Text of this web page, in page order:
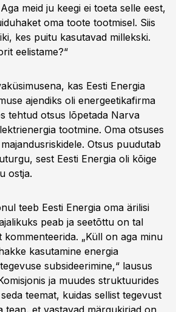
meid ju keegi ei toeta selle eest,
oma toote tootmisel. Siis
kes puitu kasutavad millekski.
eelistame?“
kas Eesti Energia
ajendiks oli energeetikafirma
tehtud otsus lõpetada Narva
tootmine. Oma otsuses
Otsus puudutab
sest Eesti Energia oli kõige
ostja.
teeb Eesti Energia oma ärilisi
peab ja seetõttu on tal
„Küll on aga minu
kasutamine energia
subsideerimine,“ lausus
ja muudes struktuurides
teemat, kuidas sellist tegevust
tean, et vastavad märgukirjad on